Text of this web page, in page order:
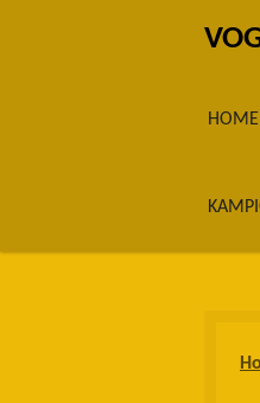
HOME